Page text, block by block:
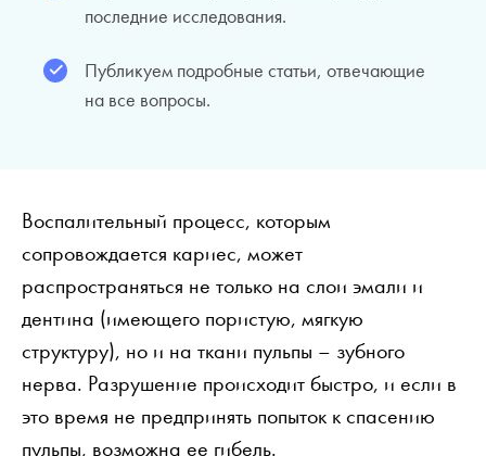
последние исследования.
Публикуем подробные статьи, отвечающие
на все вопросы.
Воспалительный процесс, которым
сопровождается кариес, может
распространяться не только на слои эмали и
дентина (имеющего пористую, мягкую
структуру), но и на ткани пульпы – зубного
нерва. Разрушение происходит быстро, и если в
это время не предпринять попыток к спасению
пульпы, возможна ее гибель.